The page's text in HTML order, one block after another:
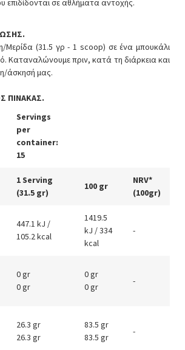
Μερίδα (31.5 γρ - 1 scoop) σε ένα μπουκάλι
Καταναλώνουμε πριν, κατά τη διάρκεια και
άσκησή μας.
ΠΙΝΑΚΑΣ.
Servings
per
container:
15
1 Serving
(31.5 gr)
100 gr
NRV*
(100gr)
447.1 kJ /
105.2 kcal
1419.5
kJ / 334
kcal
-
0 gr
0 gr
0 gr
0 gr
-
26.3 gr
26.3 gr
83.5 gr
83.5 gr
-